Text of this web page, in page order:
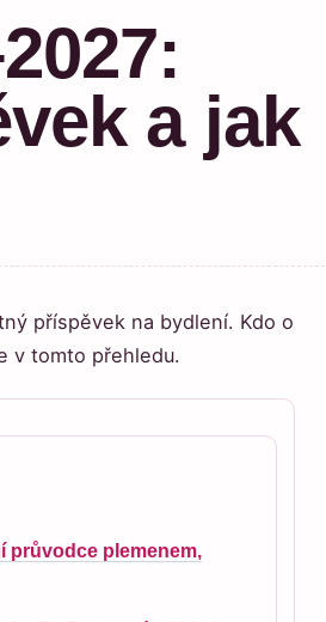
a jak
příspěvek na bydlení. Kdo o
v tomto přehledu.
průvodce plemenem,